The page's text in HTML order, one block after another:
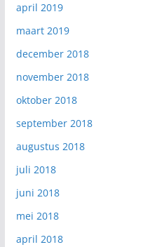
april 2019
maart 2019
december 2018
november 2018
oktober 2018
september 2018
augustus 2018
juli 2018
juni 2018
mei 2018
april 2018